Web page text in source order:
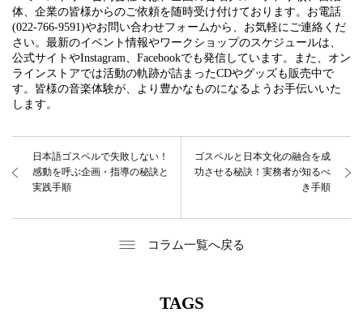
体、企業の皆様からのご依頼を随時受け付けております。お電話
(022-766-9591)やお問い合わせフォームから、お気軽にご連絡くだ
さい。最新のイベント情報やワークショップのスケジュールは、
公式サイトやInstagram、Facebookでも発信しています。また、オン
ラインストアでは活動の軌跡が詰まったCDやグッズも販売中で
す。皆様の音楽体験が、より豊かなものになるようお手伝いいた
します。
日本語ゴスペルで失敗しない！
感動を呼ぶ企画・指導の秘訣と
実践手順
ゴスペルと日本文化の融合を成
功させる秘訣！実務者が知るべ
き手順
コラム一覧へ戻る
TAGS